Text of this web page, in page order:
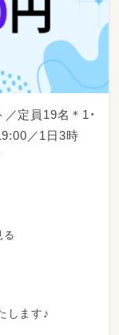
です。
／定員19名＊1・
／1日3時
る
します♪